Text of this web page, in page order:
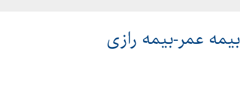
عمر-بیمه رازی